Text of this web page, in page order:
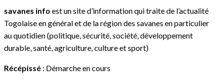
savanes info est un site d’information qui traite de l’actualité
Togolaise en général et de la région des savanes en particulier
au quotidien (politique, sécurité, société, développement
durable, santé, agriculture, culture et sport)
Récépissé : Démarche en cours